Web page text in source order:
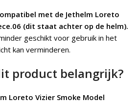
met de Jethelm Loreto
(dit staat achter op de helm).
geschikt voor gebruik in het
kan verminderen.
product belangrijk?
Loreto Vizier Smoke Model